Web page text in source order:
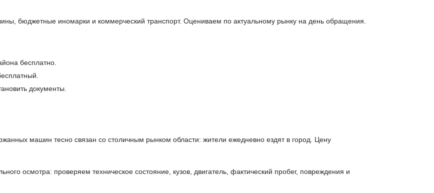
бюджетные иномарки и коммерческий транспорт. Оцениваем по актуальному рынку на день обращения.
бесплатно.
документы.
машин тесно связан со столичным рынком области: жители ежедневно ездят в город. Цену
осмотра: проверяем техническое состояние, кузов, двигатель, фактический пробег, повреждения и